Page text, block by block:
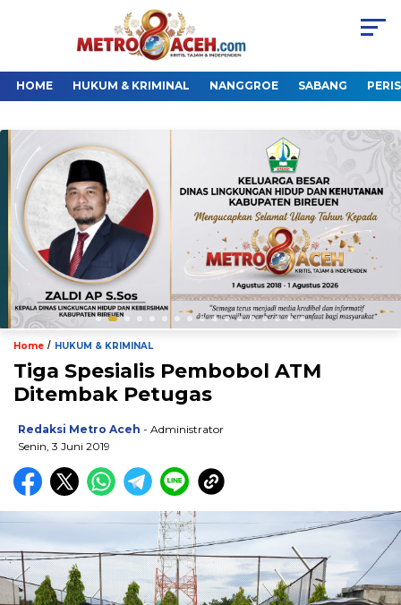
HOME HUKUM & KRIMINAL NANGGROE SABANG
Home / HUKUM & KRIMINAL
Tiga Spesialis Pembobol ATM
Ditembak Petugas
Redaksi Metro Aceh - Administrator
Senin, 3 Juni 2019